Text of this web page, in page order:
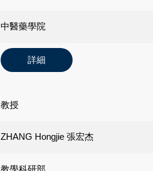
中醫藥學院
詳細
教授
ZHANG Hongjie 張宏杰
教學科研部